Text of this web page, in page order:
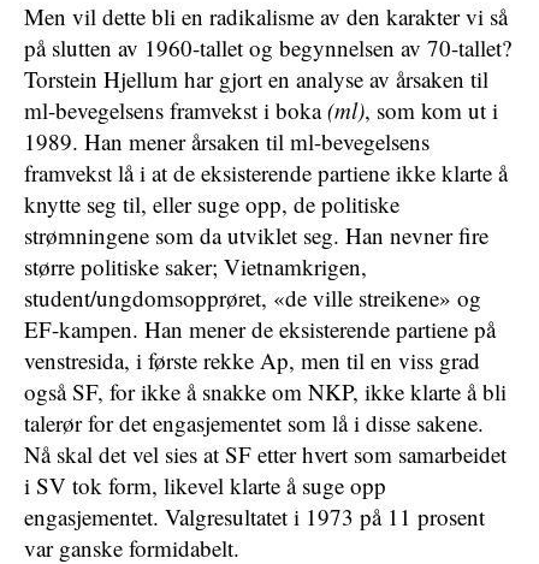
Men vil dette bli en radikalisme av den karakter vi så
på slutten av 1960-tallet og begynnelsen av 70-tallet?
Torstein Hjellum har gjort en analyse av årsaken til
ml-bevegelsens framvekst i boka(ml), som kom ut i
1989. Han mener årsaken til ml-bevegelsens
framvekst lå i at de eksisterende partiene ikke klarte å
knytte seg til, eller suge opp, de politiske
strømningene som da utviklet seg. Han nevner fire
større politiske saker; Vietnamkrigen,
student/ungdomsopprøret, «de ville streikene» og
EF-kampen. Han mener de eksisterende partiene på
venstresida, i første rekke Ap, men til en viss grad
også SF, for ikke å snakke om NKP, ikke klarte å bli
talerør for det engasjementet som lå i disse sakene.
Nå skal det vel sies at SF etter hvert som samarbeidet
i SV tok form, likevel klarte å suge opp
engasjementet. Valgresultatet i 1973 på 11 prosent
var ganske formidabelt.